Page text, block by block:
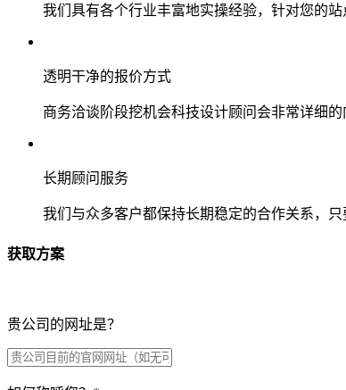
我们具有各个行业丰富地实操经验，针对您的
透明干净的报价方式
商务洽谈阶段挖机会科技设计顾问会非常详细
长期顾问服务
我们与众多客户都保持长期稳定的合作关系，
获取方案
贵公司的网址是？